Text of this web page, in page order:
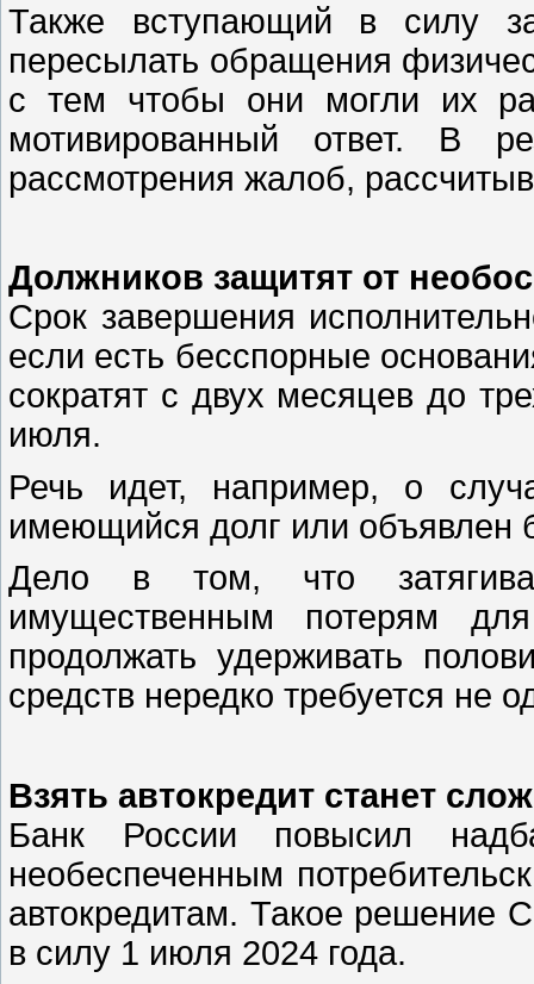
Также вступающий в силу
пересылать обращения
с тем чтобы они могли их
мотивированный ответ. В
рассмотрения жалоб,
Должников защитят от
Срок завершения
если есть бесспорные
сократят с двух месяцев до
июля.
Речь идет, например, о
имеющийся долг или объявлен
Дело в том, что
имущественным потерям
продолжать удерживать
средств нередко требуется не
Взять автокредит станет
Банк России повысил
необеспеченным
автокредитам. Такое решение
в силу 1 июля 2024 года.